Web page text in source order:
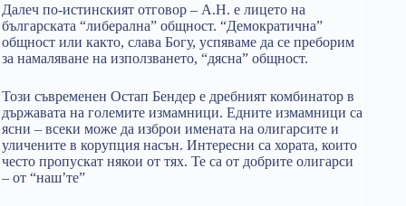
Далеч по-истинският отговор – А.Н. е лицето на
българската “либерална” общност. “Демократична”
общност или както, слава Богу, успяваме да се преборим
за намаляване на използването, “дясна” общност.
Този съвременен Остап Бендер е дребният комбинатор в
държавата на големите измамници. Едните измамници са
ясни – всеки може да изброи имената на олигарсите и
уличените в корупция насън. Интересни са хората, които
често пропускат някои от тях. Те са от добрите олигарси
– от “наш’те”